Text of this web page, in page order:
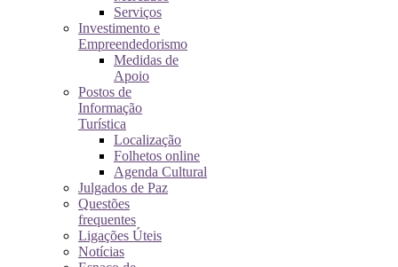
Serviços
Investimento e
Empreendedorismo
Medidas de
Apoio
Postos de
Informação
Turística
Localização
Folhetos online
Agenda Cultural
Julgados de Paz
Questões
frequentes
Ligações Úteis
Notícias